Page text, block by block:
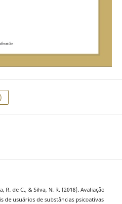
R. de C., & Silva, N. R. (2018). Avaliação
de usuários de substâncias psicoativas